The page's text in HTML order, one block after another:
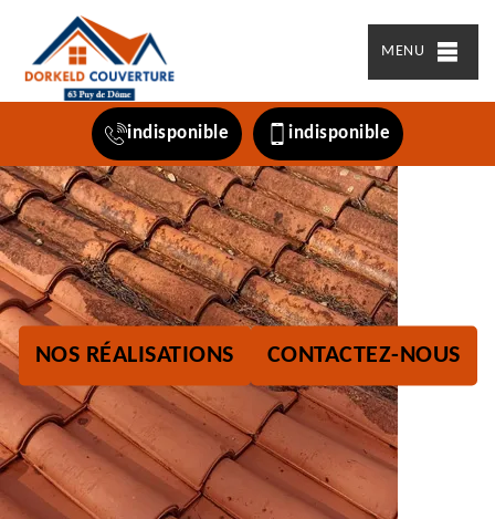
MENU
indisponible indisponible
NOS RÉALISATIONS CONTACTEZ-NOUS